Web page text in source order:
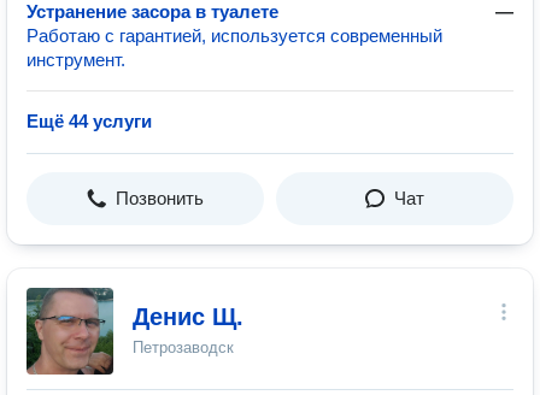
Устранение засора в туалете
—
Работаю с гарантией, используется современный
инструмент.
Ещё 44 услуги
Позвонить Чат
Денис Щ.
Петрозаводск